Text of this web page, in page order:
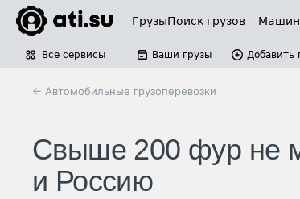
ГрузыПоиск грузов
Все сервисы Ваши грузы Добавить
← Автомобильные грузоперевозки
Свыше 200 фур не
и Россию